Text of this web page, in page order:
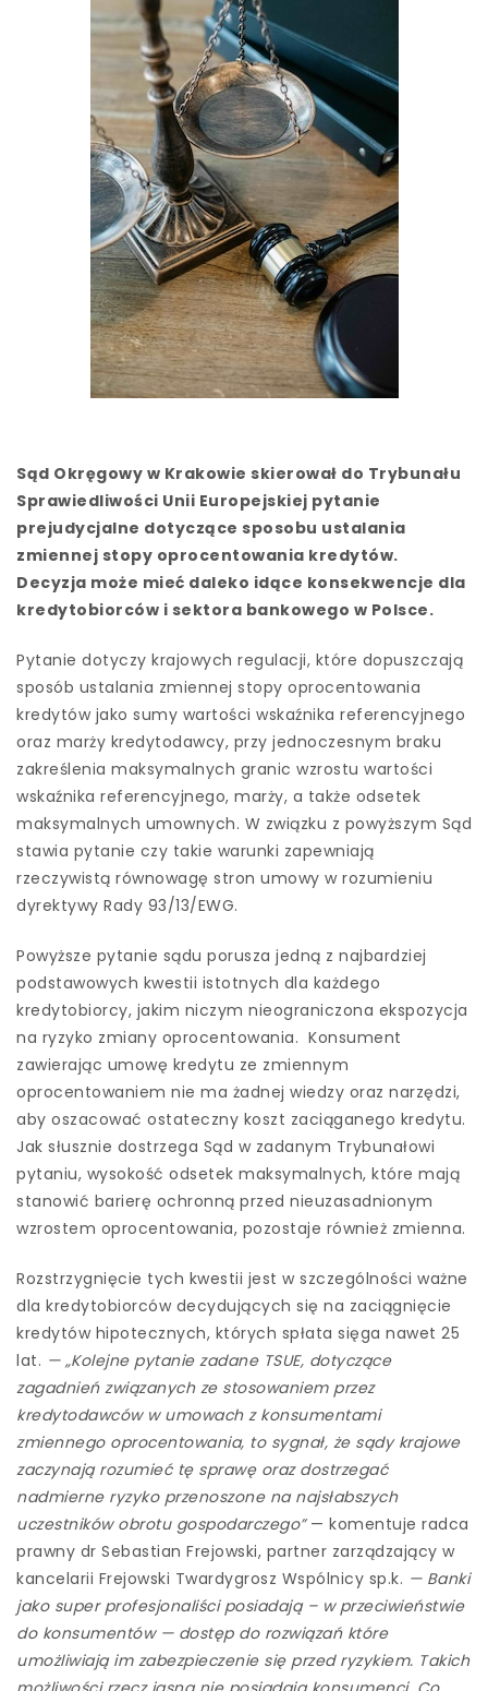
Sąd Okręgowy w Krakowie skierował do Trybunału
Sprawiedliwości Unii Europejskiej pytanie
prejudycjalne dotyczące sposobu ustalania
zmiennej stopy oprocentowania kredytów.
Decyzja może mieć daleko idące konsekwencje dla
kredytobiorców i sektora bankowego w Polsce.
Pytanie dotyczy krajowych regulacji, które dopuszczają
sposób ustalania zmiennej stopy oprocentowania
kredytów jako sumy wartości wskaźnika referencyjnego
oraz marży kredytodawcy, przy jednoczesnym braku
zakreślenia maksymalnych granic wzrostu wartości
wskaźnika referencyjnego, marży, a także odsetek
maksymalnych umownych. W związku z powyższym Sąd
stawia pytanie czy takie warunki zapewniają
rzeczywistą równowagę stron umowy w rozumieniu
dyrektywy Rady 93/13/EWG.
Powyższe pytanie sądu porusza jedną z najbardziej
podstawowych kwestii istotnych dla każdego
kredytobiorcy, jakim niczym nieograniczona ekspozycja
na ryzyko zmiany oprocentowania. Konsument
zawierając umowę kredytu ze zmiennym
oprocentowaniem nie ma żadnej wiedzy oraz narzędzi,
aby oszacować ostateczny koszt zaciąganego kredytu.
Jak słusznie dostrzega Sąd w zadanym Trybunałowi
pytaniu, wysokość odsetek maksymalnych, które mają
stanowić barierę ochronną przed nieuzasadnionym
wzrostem oprocentowania, pozostaje również zmienna.
Rozstrzygnięcie tych kwestii jest w szczególności ważne
dla kredytobiorców decydujących się na zaciągnięcie
kredytów hipotecznych, których spłata sięga nawet 25
lat. — „Kolejne pytanie zadane TSUE, dotyczące
zagadnień związanych ze stosowaniem przez
kredytodawców w umowach z konsumentami
zmiennego oprocentowania, to sygnał, że sądy krajowe
zaczynają rozumieć tę sprawę oraz dostrzegać
nadmierne ryzyko przenoszone na najsłabszych
uczestników obrotu gospodarczego” — komentuje radca
prawny dr Sebastian Frejowski, partner zarządzający w
kancelarii Frejowski Twardygrosz Wspólnicy sp.k. — Banki
jako super profesjonaliści posiadają – w przeciwieństwie
do konsumentów — dostęp do rozwiązań które
umożliwiają im zabezpieczenie się przed ryzykiem. Takich